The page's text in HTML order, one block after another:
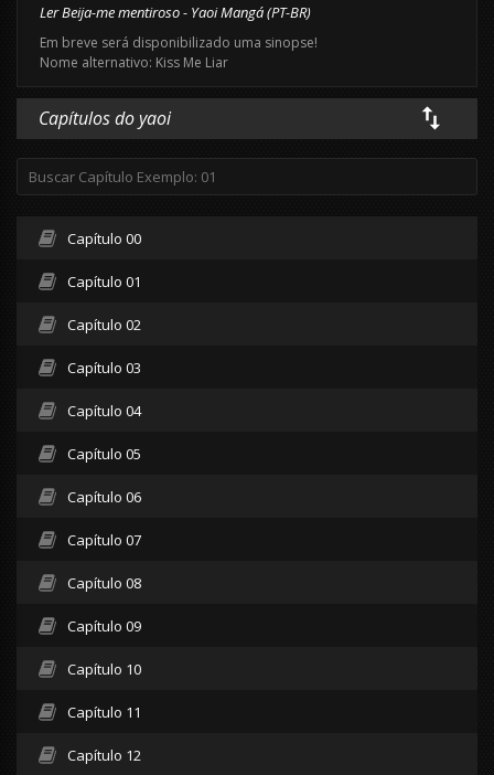
Ler Beija-me mentiroso - Yaoi Mangá (PT-BR)
Em breve será disponibilizado uma sinopse!
Nome alternativo: Kiss Me Liar
Capítulos do yaoi
Capítulo 00
Capítulo 01
Capítulo 02
Capítulo 03
Capítulo 04
Capítulo 05
Capítulo 06
Capítulo 07
Capítulo 08
Capítulo 09
Capítulo 10
Capítulo 11
Capítulo 12